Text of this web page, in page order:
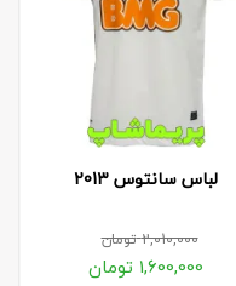
لباس سانتوس 2013
2,010,000تومان
1,600,000 تومان